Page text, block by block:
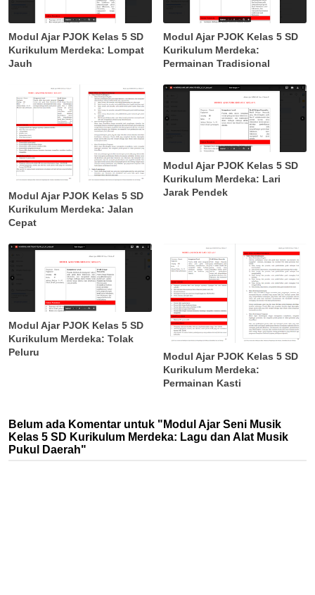
Modul Ajar PJOK Kelas 5 SD
Kurikulum Merdeka: Lompat
Jauh
Modul Ajar PJOK Kelas 5 SD
Kurikulum Merdeka:
Permainan Tradisional
Modul Ajar PJOK Kelas 5 SD
Kurikulum Merdeka: Jalan
Cepat
Modul Ajar PJOK Kelas 5 SD
Kurikulum Merdeka: Lari
Jarak Pendek
Modul Ajar PJOK Kelas 5 SD
Kurikulum Merdeka: Tolak
Peluru
Modul Ajar PJOK Kelas 5 SD
Kurikulum Merdeka:
Permainan Kasti
Belum ada Komentar untuk "Modul Ajar Seni Musik
Kelas 5 SD Kurikulum Merdeka: Lagu dan Alat Musik
Pukul Daerah"